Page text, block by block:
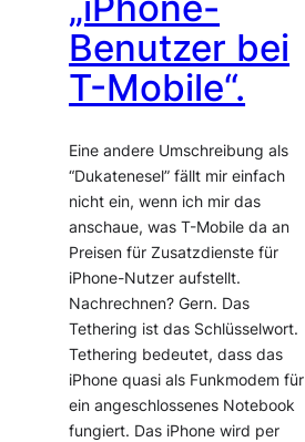
Benutzer bei
T-Mobile“.
Eine andere Umschreibung als
“Dukatenesel” fällt mir einfach
nicht ein, wenn ich mir das
anschaue, was T-Mobile da an
Preisen für Zusatzdienste für
iPhone-Nutzer aufstellt.
Nachrechnen? Gern. Das
Tethering ist das Schlüsselwort.
Tethering bedeutet, dass das
iPhone quasi als Funkmodem für
ein angeschlossenes Notebook
fungiert. Das iPhone wird per